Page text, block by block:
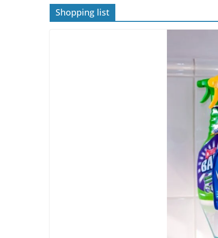
Shopping list